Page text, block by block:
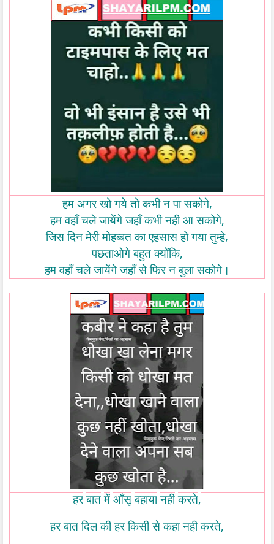
हम अगर खो गये तो कभी न पा सकोगे,
हम वहाँ चले जायेंगे जहाँ कभी नही आ सकोगे,
जिस दिन मेरी मोहब्बत का एहसास हो गया तुम्हे,
पछताओगे बहुत क्योंकि,
हम वहाँ चले जायेंगे जहाँ से फिर न बुला सकोगे।
हर बात में आँसू बहाया नही करते,
हर बात दिल की हर किसी से कहा नही करते,